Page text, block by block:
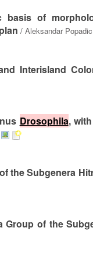
basis of
/ Aleksandar Popadic
Interisland
Drosophila,
the Subgenera
Group of the